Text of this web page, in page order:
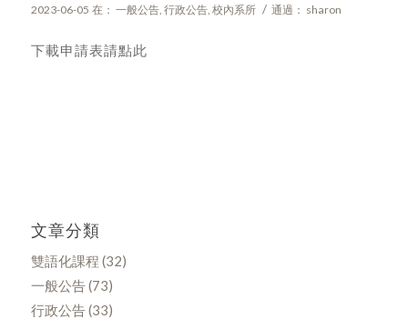
2023-06-05 在： 一般公告, 行政公告, 校內系所 / 通過： sharon
下載申請表請點此
文章分類
雙語化課程 (32)
一般公告(73)
行政公告(33)